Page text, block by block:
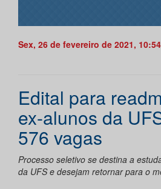
Sex, 26 de fevereiro de 2021, 10:54
Edital para
ex-alunos da
576 vagas
Processo seletivo se destina a
da UFS e desejam retornar para o